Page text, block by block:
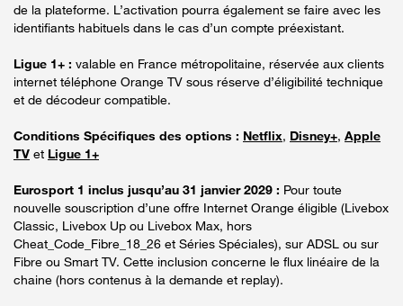
de la plateforme. L’activation pourra également se faire avec les
identifiants habituels dans le cas d’un compte préexistant.
Ligue 1+ : valable en France métropolitaine, réservée aux clients
internet téléphone Orange TV sous réserve d’éligibilité technique
et de décodeur compatible.
Conditions Spécifiques des options : Netflix, Disney+, Apple
TV et Ligue 1+
Eurosport 1 inclus jusqu’au 31 janvier 2029 : Pour toute
nouvelle souscription d’une offre Internet Orange éligible (Livebox
Classic, Livebox Up ou Livebox Max, hors
Cheat_Code_Fibre_18_26 et Séries Spéciales), sur ADSL ou sur
Fibre ou Smart TV. Cette inclusion concerne le flux linéaire de la
chaine (hors contenus à la demande et replay).